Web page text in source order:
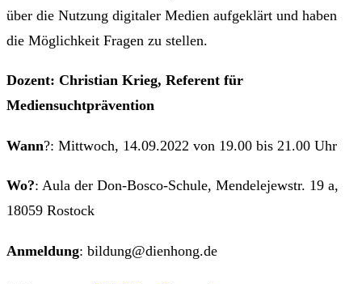
über die Nutzung digitaler Medien aufgeklärt und haben
die Möglichkeit Fragen zu stellen.
Dozent: Christian Krieg, Referent für
Mediensuchtprävention
Wann?: Mittwoch, 14.09.2022 von 19.00 bis 21.00 Uhr
Wo?: Aula der Don-Bosco-Schule, Mendelejewstr. 19 a,
18059 Rostock
Anmeldung: bildung@dienhong.de